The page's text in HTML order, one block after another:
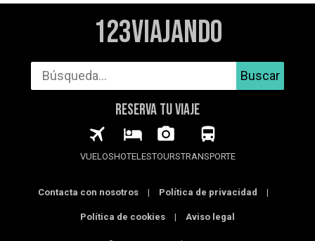
123Viajando
Buscar
RESERVA TU VIAJE
VUELOSHOTELESTOURSTRANSPORTE
Contacta con nosotros | Política de privacidad |
Política de cookies | Aviso legal